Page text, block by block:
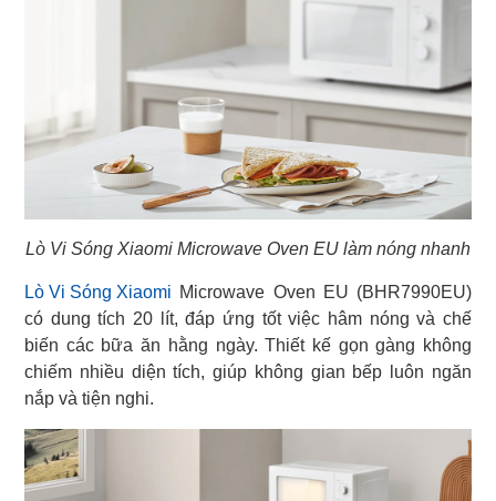
Lò Vi Sóng Xiaomi Microwave Oven EU làm nóng nhanh
Lò Vi Sóng Xiaomi Microwave Oven EU (BHR7990EU)
có dung tích 20 lít, đáp ứng tốt việc hâm nóng và chế
biến các bữa ăn hằng ngày. Thiết kế gọn gàng không
chiếm nhiều diện tích, giúp không gian bếp luôn ngăn
nắp và tiện nghi.